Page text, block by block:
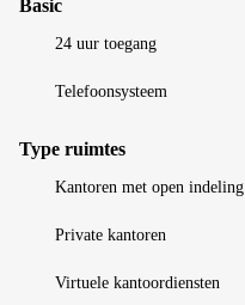
Basic
24 uur toegang
Telefoonsysteem
Type ruimtes
Kantoren met open indeling
Private kantoren
Virtuele kantoordiensten